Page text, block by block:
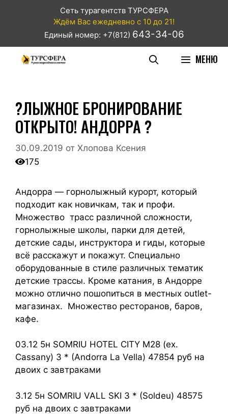
Сеть турагентств ТУРСФЕРА
Ждём Вас ежедневно с 10 до 21!
Единый номер: +7(812) 643-34-06
МЕНЮ
?ЛЫЖНОЕ БРОНИРОВАНИЕ
ОТКРЫТО! АНДОРРА ?
30.09.2019 от Хлопова Ксения
175
Андорра — горнолыжный курорт, который
подходит как новичкам, так и профи.
Множество трасс различной сложности,
горнолыжные школы, парки для детей,
детские сады, инструктора и гиды, которые
всё расскажут и покажут. Специально
оборудованные в стиле различных тематик
детские трассы. Кроме катания, в Андорре
можно отлично пошопиться в местных outlet-
магазинах. Множество ресторанов, баров,
кафе.
03.12 5н SOMRIU HOTEL CITY M28 (ex.
Cassany) 3 * (Andorra La Vella) 47854 руб на
двоих с завтраками
3.12 5н SOMRIU VALL SKI 3 * (Soldeu) 48575
руб на двоих с завтраками